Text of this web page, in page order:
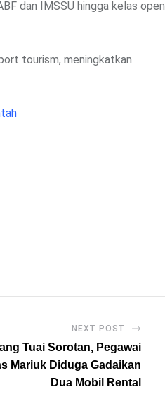
dan IMSSU hingga kelas open
tourism, meningkatkan
NEXT POST
Tuai Sorotan, Pegawai
Mariuk Diduga Gadaikan
Dua Mobil Rental